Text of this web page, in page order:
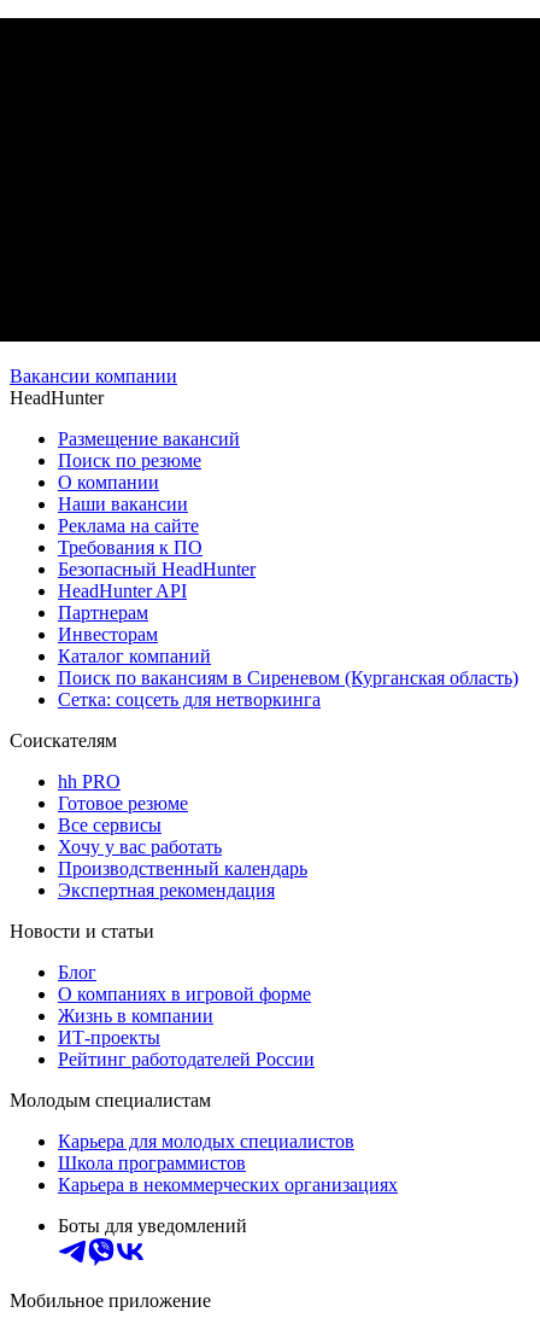
Вакансии компании
HeadHunter
Размещение вакансий
Поиск по резюме
О компании
Наши вакансии
Реклама на сайте
Требования к ПО
Безопасный HeadHunter
HeadHunter API
Партнерам
Инвесторам
Каталог компаний
Поиск по вакансиям в Сиреневом (Курганская область)
Сетка: соцсеть для нетворкинга
Соискателям
hh PRO
Готовое резюме
Все сервисы
Хочу у вас работать
Производственный календарь
Экспертная рекомендация
Новости и статьи
Блог
О компаниях в игровой форме
Жизнь в компании
ИТ-проекты
Рейтинг работодателей России
Молодым специалистам
Карьера для молодых специалистов
Школа программистов
Карьера в некоммерческих организациях
Боты для уведомлений
Мобильное приложение